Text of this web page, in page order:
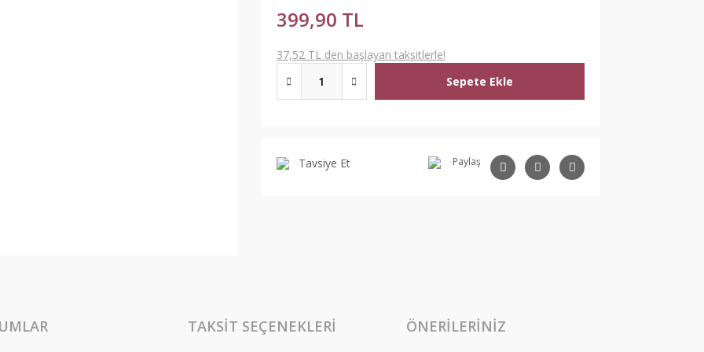
399,90 TL
37,52 TL den başlayan taksitlerle!
Sepete Ekle
Tavsiye Et Paylaş
TAKSIT SEÇENEKLERI ÖNERILERINIZ